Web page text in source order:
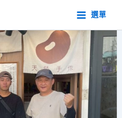
選單